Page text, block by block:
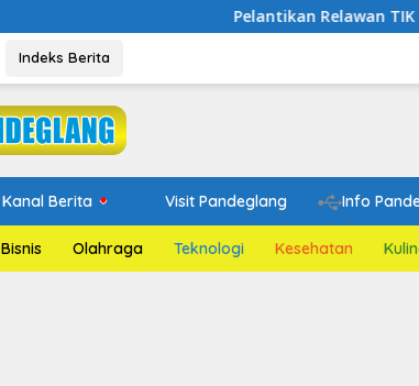
Pelantikan Relawan TIK Banten :
Indeks Berita
Kanal Berita Visit Pandeglang Info
Bisnis Olahraga Teknologi Kesehatan